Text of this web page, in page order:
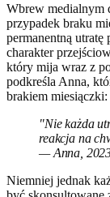
Wbrew medialnym
przypadek braku
permanentną utratę
charakter
który mija wraz z
podkreśla Anna,
brakiem miesiączki:
"Nie każda
reakcja na
— Anna,
Niemniej jednak